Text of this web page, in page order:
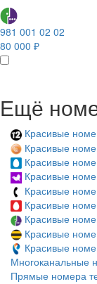
981 001 02 02
80 000 ₽
Ещё
Красивые
Красивые
Красивые
Красивые
Красивые
Красивые
Красивые
Красивые
Красивые
Многоканальные
Прямые номера